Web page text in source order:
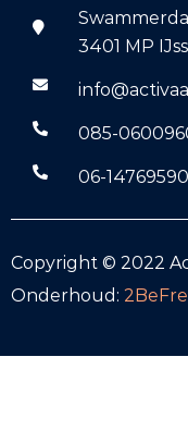
3401 MP
085-
06-14769590
Copyright © 2022
Onderhoud: